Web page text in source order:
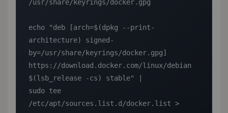
/usr/share/keyrings/docker.gpg
echo "deb [arch=$(dpkg --print-
architecture) signed-
by=/usr/share/keyrings/docker.gpg]
https://download.docker.com/linux/debian
$(lsb_release -cs) stable" |
sudo tee
/etc/apt/sources.list.d/docker.list >